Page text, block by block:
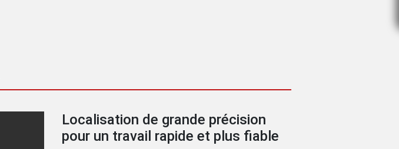
Localisation de grande précision
pour un travail rapide et plus fiable